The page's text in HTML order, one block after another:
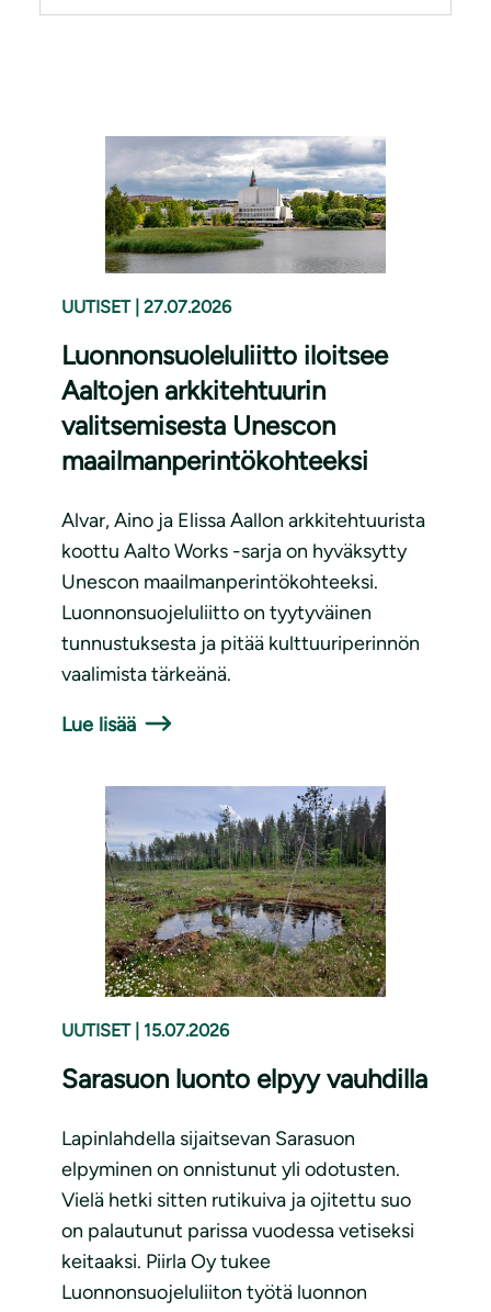
UUTISET 27.07.2026
Luonnonsuoleluliitto iloitsee
Aaltojen arkkitehtuurin
valitsemisesta Unescon
maailmanperintökohteeksi
Alvar, Aino ja Elissa Aallon arkkitehtuurista
koottu Aalto Works -sarja on hyväksytty
Unescon maailmanperintökohteeksi.
Luonnonsuojeluliitto on tyytyväinen
tunnustuksesta ja pitää kulttuuriperinnön
vaalimista tärkeänä.
Lue lisää
UUTISET 15.07.2026
Sarasuon luonto elpyy vauhdilla
Lapinlahdella sijaitsevan Sarasuon
elpyminen on onnistunut yli odotusten.
Vielä hetki sitten rutikuiva ja ojitettu suo
on palautunut parissa vuodessa vetiseksi
keitaaksi. Piirla Oy tukee
Luonnonsuojeluliiton työtä luonnon